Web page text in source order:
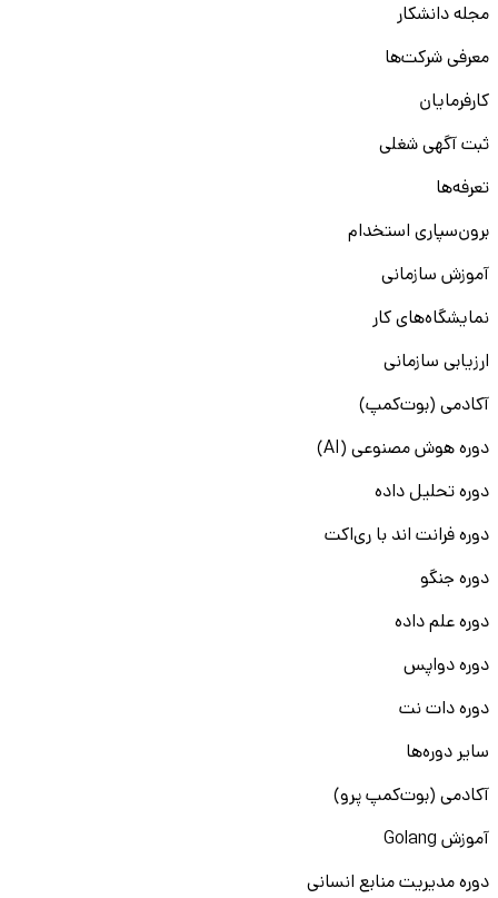
مجله دانشکار
معرفی شرکت‌ها
کارفرمایان
ثبت آگهی شغلی
تعرفه‌ها
برون‌سپاری استخدام
آموزش سازمانی
نمایشگاه‌های کار
ارزیابی سازمانی
آکادمی (بوت‌کمپ)
دوره هوش مصنوعی (AI)
دوره تحلیل داده
دوره فرانت اند با ری‌اکت
دوره جنگو
دوره علم داده
دوره دواپس
دوره دات نت
سایر دوره‌ها
آکادمی (بوت‌کمپ پرو)
آموزش Golang
دوره مدیریت منابع انسانی